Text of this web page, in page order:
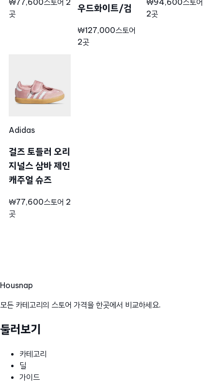
곳
우드화이트/검
₩127,000스토어
2곳
2곳
Adidas
걸즈 토들러 오리
지널스 삼바 제인
캐주얼 슈즈
₩77,600스토어 2
곳
Housnap
모든 카테고리의 스토어 가격을 한곳에서 비교하세요.
둘러보기
카테고리
딜
가이드